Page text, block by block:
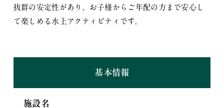
抜群の安定性があり、お子様からご年配の方まで安心し
て楽しめる水上アクティビティです。
基本情報
施設名